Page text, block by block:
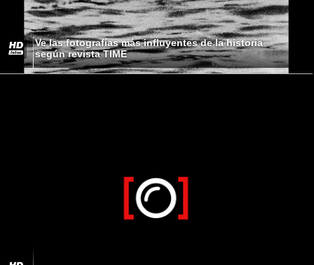
Ve las fotografías más influyentes de la historia
según revista TIME